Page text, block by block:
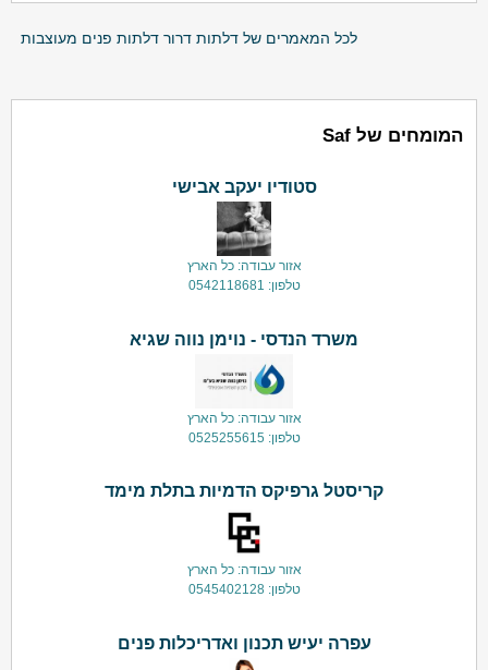
לכל המאמרים של דלתות דרור דלתות פנים מעוצבות
המומחים של Saf
סטודיו יעקב אבישי
אזור עבודה: כל הארץ
טלפון: 0542118681
משרד הנדסי - נוימן נווה שגיא
אזור עבודה: כל הארץ
טלפון: 0525255615
קריסטל גרפיקס הדמיות בתלת מימד
אזור עבודה: כל הארץ
טלפון: 0545402128
עפרה יעיש תכנון ואדריכלות פנים